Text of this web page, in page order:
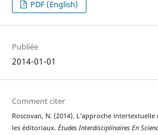
PDF (English)
Publiée
2014-01-01
Comment citer
Roscovan, N. (2014). L’approche
les éditoriaux. Études Interdisciplinaires En